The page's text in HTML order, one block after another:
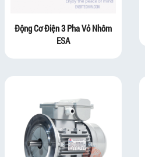
Động Cơ Điện 3 Pha Vỏ Nhôm
ESA